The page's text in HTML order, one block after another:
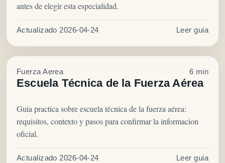
antes de elegir esta especialidad.
Actualizado 2026-04-24 Leer guia
Fuerza Aerea 6 min
Escuela Técnica de la Fuerza Aérea
Guia practica sobre escuela técnica de la fuerza aérea:
requisitos, contexto y pasos para confirmar la informacion
oficial.
Actualizado 2026-04-24 Leer guia